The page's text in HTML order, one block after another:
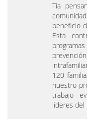
Tía
beneficio
Esta
120
nuestro
trabajo
líderes del